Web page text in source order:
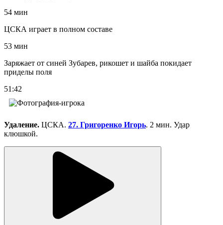
54 мин
ЦСКА играет в полном составе
53 мин
Заряжает от синей Зубарев, рикошет и шайба покидает
приделы поля
51:42
Удаление. ЦСКА. 27. Григоренко Игорь. 2 мин. Удар
клюшкой.